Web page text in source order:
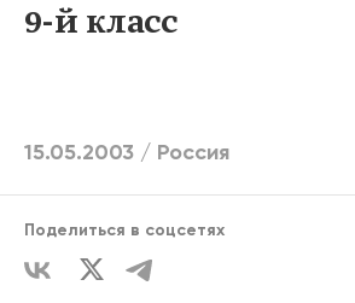
9-й класс
15.05.2003 / Россия
Поделиться в соцсетях